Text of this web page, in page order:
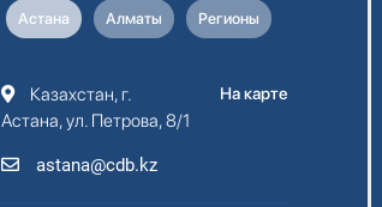
Астана Алматы Регионы
Казахстан, г.
Астана, ул. Петрова, 8/1
astana@cdb.kz
На карте